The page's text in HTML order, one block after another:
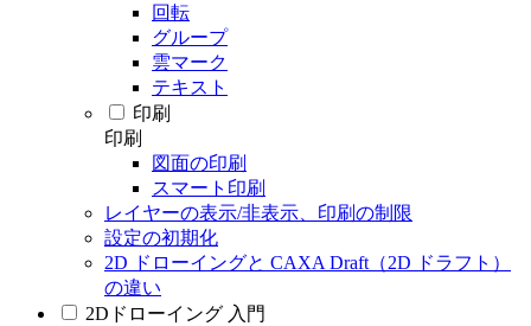
回転
グループ
雲マーク
テキスト
印刷
印刷
図面の印刷
スマート印刷
レイヤーの表示/非表示、印刷の制限
設定の初期化
2D ドローイングと CAXA Draft（2D ドラフト）
の違い
2Dドローイング 入門